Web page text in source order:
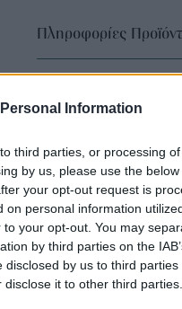
Information
third parties, or processing
by us, please use the
your opt-out request is
personal information
your opt-out. You may
by third parties on the
by us to third parties
it to other third parties.
Πληροφορίες